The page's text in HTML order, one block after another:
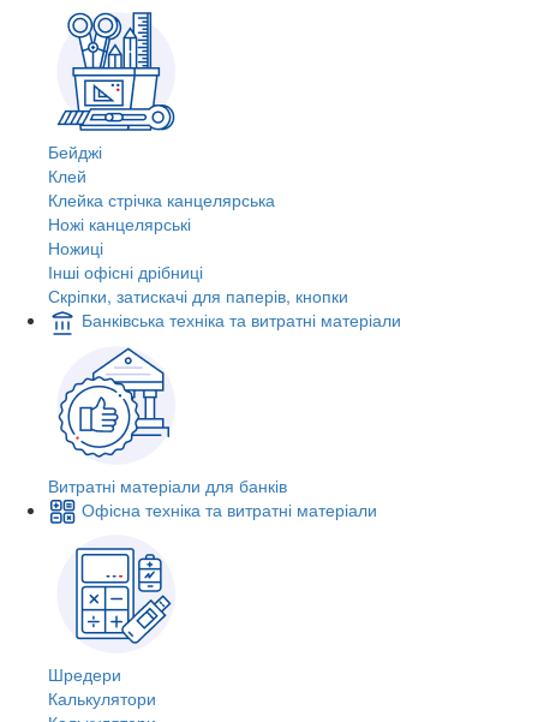
Бейджі
Клей
Клейка стрічка канцелярська
Ножі канцелярські
Ножиці
Інші офісні дрібниці
Скріпки, затискачі для паперів, кнопки
Банківська техніка та витратні матеріали
Витратні матеріали для банків
Офісна техніка та витратні матеріали
Шредери
Калькулятори